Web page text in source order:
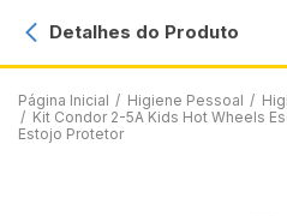
Página Inicial / Higiene Pessoal /
/ Kit Condor 2-5A Kids Hot Wheels
Estojo Protetor
Detalhes do Produto